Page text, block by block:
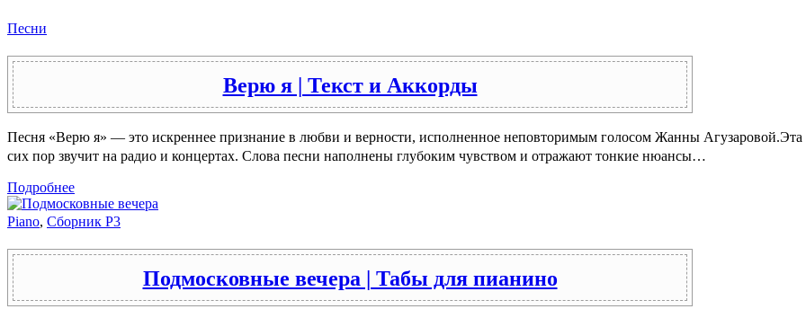
Песни
Верю я | Текст и Аккорды
Песня «Верю я» — это искреннее признание в любви и верности, исполненное неповторимым голосом Жанны Агузаровой.Эта
сих пор звучит на радио и концертах. Слова песни наполнены глубоким чувством и отражают тонкие нюансы…
Подробнее
Piano, Сборник P3
Подмосковные вечера | Табы для пианино